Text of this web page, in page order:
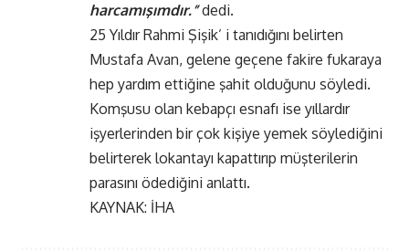
harcamışımdır.”dedi.
25 Yıldır Rahmi Şişik’ i tanıdığını belirten
Mustafa Avan, gelene geçene fakire fukaraya
hep yardım ettiğine şahit olduğunu söyledi.
Komşusu olan kebapçı esnafı ise yıllardır
işyerlerinden bir çok kişiye yemek söylediğini
belirterek lokantayı kapattırıp müşterilerin
parasını ödediğini anlattı.
KAYNAK: İHA